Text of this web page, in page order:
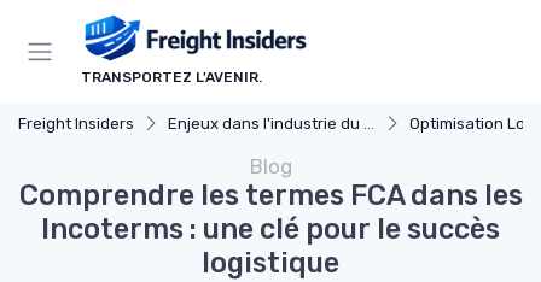
TRANSPORTEZ L'AVENIR.
Freight Insiders Enjeux dans l'industrie du fret Optimisation
Blog
Comprendre les termes FCA dans les
Incoterms : une clé pour le succès
logistique
Panneau de gestion des cookies